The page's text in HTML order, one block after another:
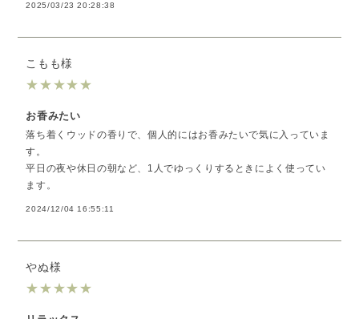
2025/03/23 20:28:38
こもも様
★★★★★
お香みたい
落ち着くウッドの香りで、個人的にはお香みたいで気に入っていま
す。
平日の夜や休日の朝など、1人でゆっくりするときによく使ってい
ます。
2024/12/04 16:55:11
やぬ様
★★★★★